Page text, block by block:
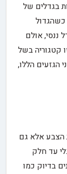
בגדלים של
כשהגדול
ננסי, אולם
קטגוריה בשל
הגזעים הללו,
הצבע אלא גם
עד חלק
בדיוק כמו